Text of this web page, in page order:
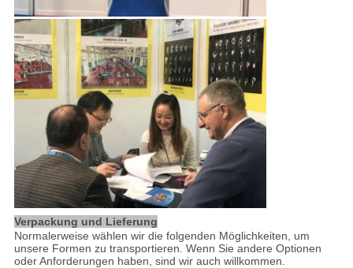
Verpackung und Lieferung
Normalerweise wählen wir die folgenden Möglichkeiten, um
unsere Formen zu transportieren. Wenn Sie andere Optionen
oder Anforderungen haben, sind wir auch willkommen.